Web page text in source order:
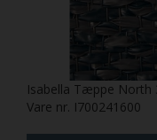
Isabella Tæppe North
Vare nr. I700241600